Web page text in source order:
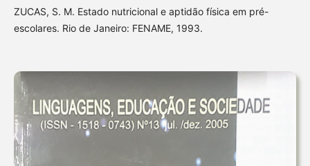
ZUCAS, S. M. Estado nutricional e aptidão física em pré-
escolares. Rio de Janeiro: FENAME, 1993.